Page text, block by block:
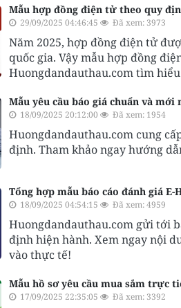
Mẫu hợp đồng điện tử theo quy
29/09/2025 04:46:45 Đã xem: 3973
Năm 2025, hợp đồng điện tử
quốc gia. Vậy mẫu hợp đồng
Huongdandauthau.com tìm
Mẫu yêu cầu báo giá chuẩn và mới
18/09/2025 20:12:00 Đã xem: 1954
Huongdandauthau.com cung
định. Tham khảo ngay hướng
Tổng hợp mẫu báo cáo đánh giá
18/09/2025 04:54:15 Đã xem: 4959
Huongdandauthau.com gửi tới
định hiện hành. Xem ngay nội
vào thực tế!
Mẫu hồ sơ yêu cầu mua sắm trực
17/09/2025 22:35:05 Đã xem: 3392